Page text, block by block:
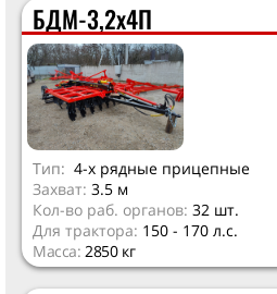
БДМ-3,2х4П
Тип: 4-х рядные прицепные
Захват: 3.5 м
Кол-во раб. органов: 32 шт.
Для трактора: 150 - 170 л.с.
Масса: 2850 кг